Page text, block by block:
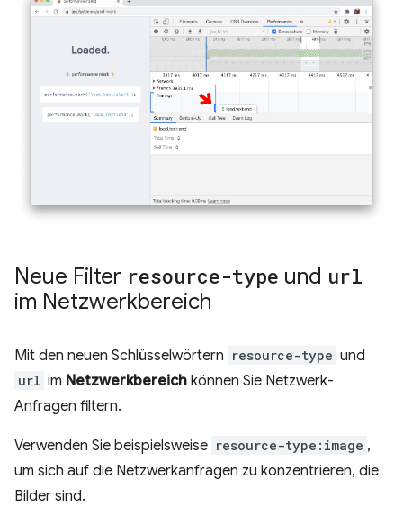
Neue Filter resource-type und url
im Netzwerkbereich
Mit den neuen Schlüsselwörtern resource-type und
url im Netzwerkbereich können Sie Netzwerk-
Anfragen filtern.
Verwenden Sie beispielsweise resource-type:image ,
um sich auf die Netzwerkanfragen zu konzentrieren, die
Bilder sind.